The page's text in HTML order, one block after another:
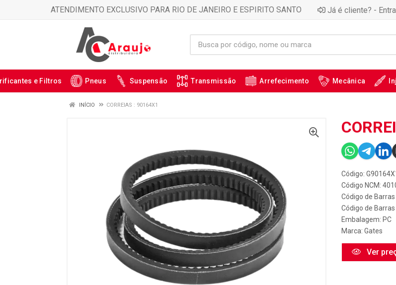
ATENDIMENTO EXCLUSIVO PARA RIO DE JANEIRO E ESPIRITO SANTO Já é cliente? -
e Filtros Pneus Suspensão Transmissão Arrefecimento Mecânica
INÍCIO CORREIAS : 90164X1
Código:
Código NCM:
Código de
Código de
Embalagem: PC
Marca: Gates
Ver